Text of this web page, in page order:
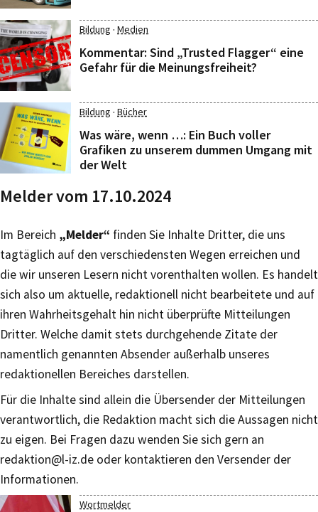
Bildung · Medien
Kommentar: Sind „Trusted Flagger“ eine
Gefahr für die Meinungsfreiheit?
Bildung · Bücher
Was wäre, wenn …: Ein Buch voller
Grafiken zu unserem dummen Umgang mit
der Welt
Melder vom 17.10.2024
Im Bereich „Melder“ finden Sie Inhalte Dritter, die uns
tagtäglich auf den verschiedensten Wegen erreichen und
die wir unseren Lesern nicht vorenthalten wollen. Es handelt
sich also um aktuelle, redaktionell nicht bearbeitete und auf
ihren Wahrheitsgehalt hin nicht überprüfte Mitteilungen
Dritter. Welche damit stets durchgehende Zitate der
namentlich genannten Absender außerhalb unseres
redaktionellen Bereiches darstellen.
Für die Inhalte sind allein die Übersender der Mitteilungen
verantwortlich, die Redaktion macht sich die Aussagen nicht
zu eigen. Bei Fragen dazu wenden Sie sich gern an
redaktion@l-iz.de oder kontaktieren den Versender der
Informationen.
Wortmelder